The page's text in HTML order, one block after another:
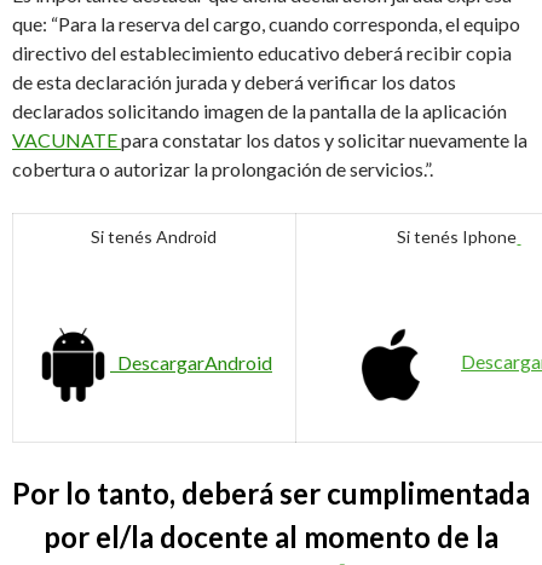
que: “Para la reserva del cargo, cuando corresponda, el equipo
directivo del establecimiento educativo deberá recibir copia
de esta declaración jurada y deberá verificar los datos
declarados solicitando imagen de la pantalla de la aplicación
VACUNATEpara constatar los datos y solicitar nuevamente la
cobertura o autorizar la prolongación de servicios.”.
Si tenés Android
DescargarAndroid
Si tenés Iphone
Por lo tanto, deberá ser cumplimentada
por el/la docente al momento de la